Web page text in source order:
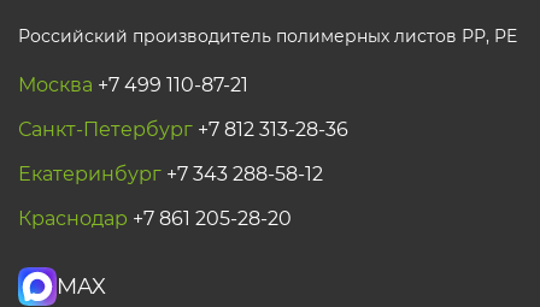
Российский производитель полимерных листов РР, PE
Москва +7 499 110-87-21
Санкт-Петербург +7 812 313-28-36
Екатеринбург +7 343 288-58-12
Краснодар +7 861 205-28-20
MAX